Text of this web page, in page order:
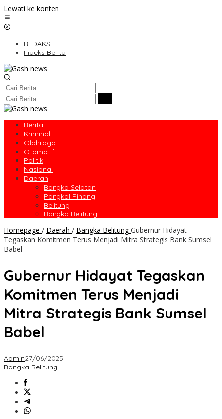
Lewati ke konten
REDAKSI
Indeks Berita
Berita
Kriminal
Olahraga
Otomotif
Politik
Nasional
Daerah
Bangka Selatan
Pangkal Pinang
Belitung
Bangka Belitung
Homepage / Daerah / Bangka Belitung Gubernur Hidayat
Tegaskan Komitmen Terus Menjadi Mitra Strategis Bank Sumsel
Babel
Gubernur Hidayat Tegaskan
Komitmen Terus Menjadi
Mitra Strategis Bank Sumsel
Babel
Admin27/06/2025
Bangka Belitung